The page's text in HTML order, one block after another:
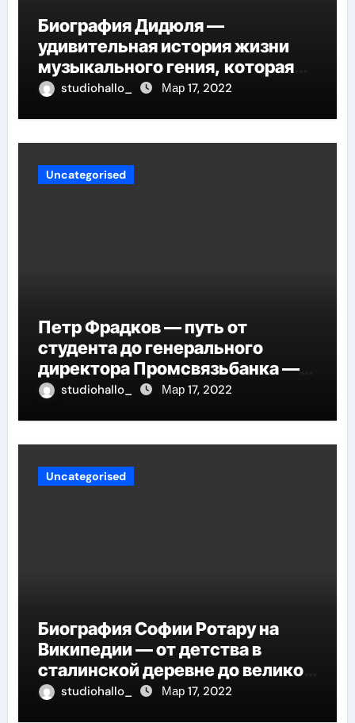
Биография Дидюля —
удивительная история жизни
музыкального гения, которая
проникнет в самые глубины
studiohallo_ Мар 17, 2022
Uncategorised
Петр Фрадков — путь от
студента до генерального
директора Промсвязьбанка —
биография и рост в банковской
studiohallo_ Мар 17, 2022
Uncategorised
Биография Софии Ротару на
Википедии — от детства в
сталинской деревне до великой
карьеры и яркой личной жизни
studiohallo_ Мар 17, 2022